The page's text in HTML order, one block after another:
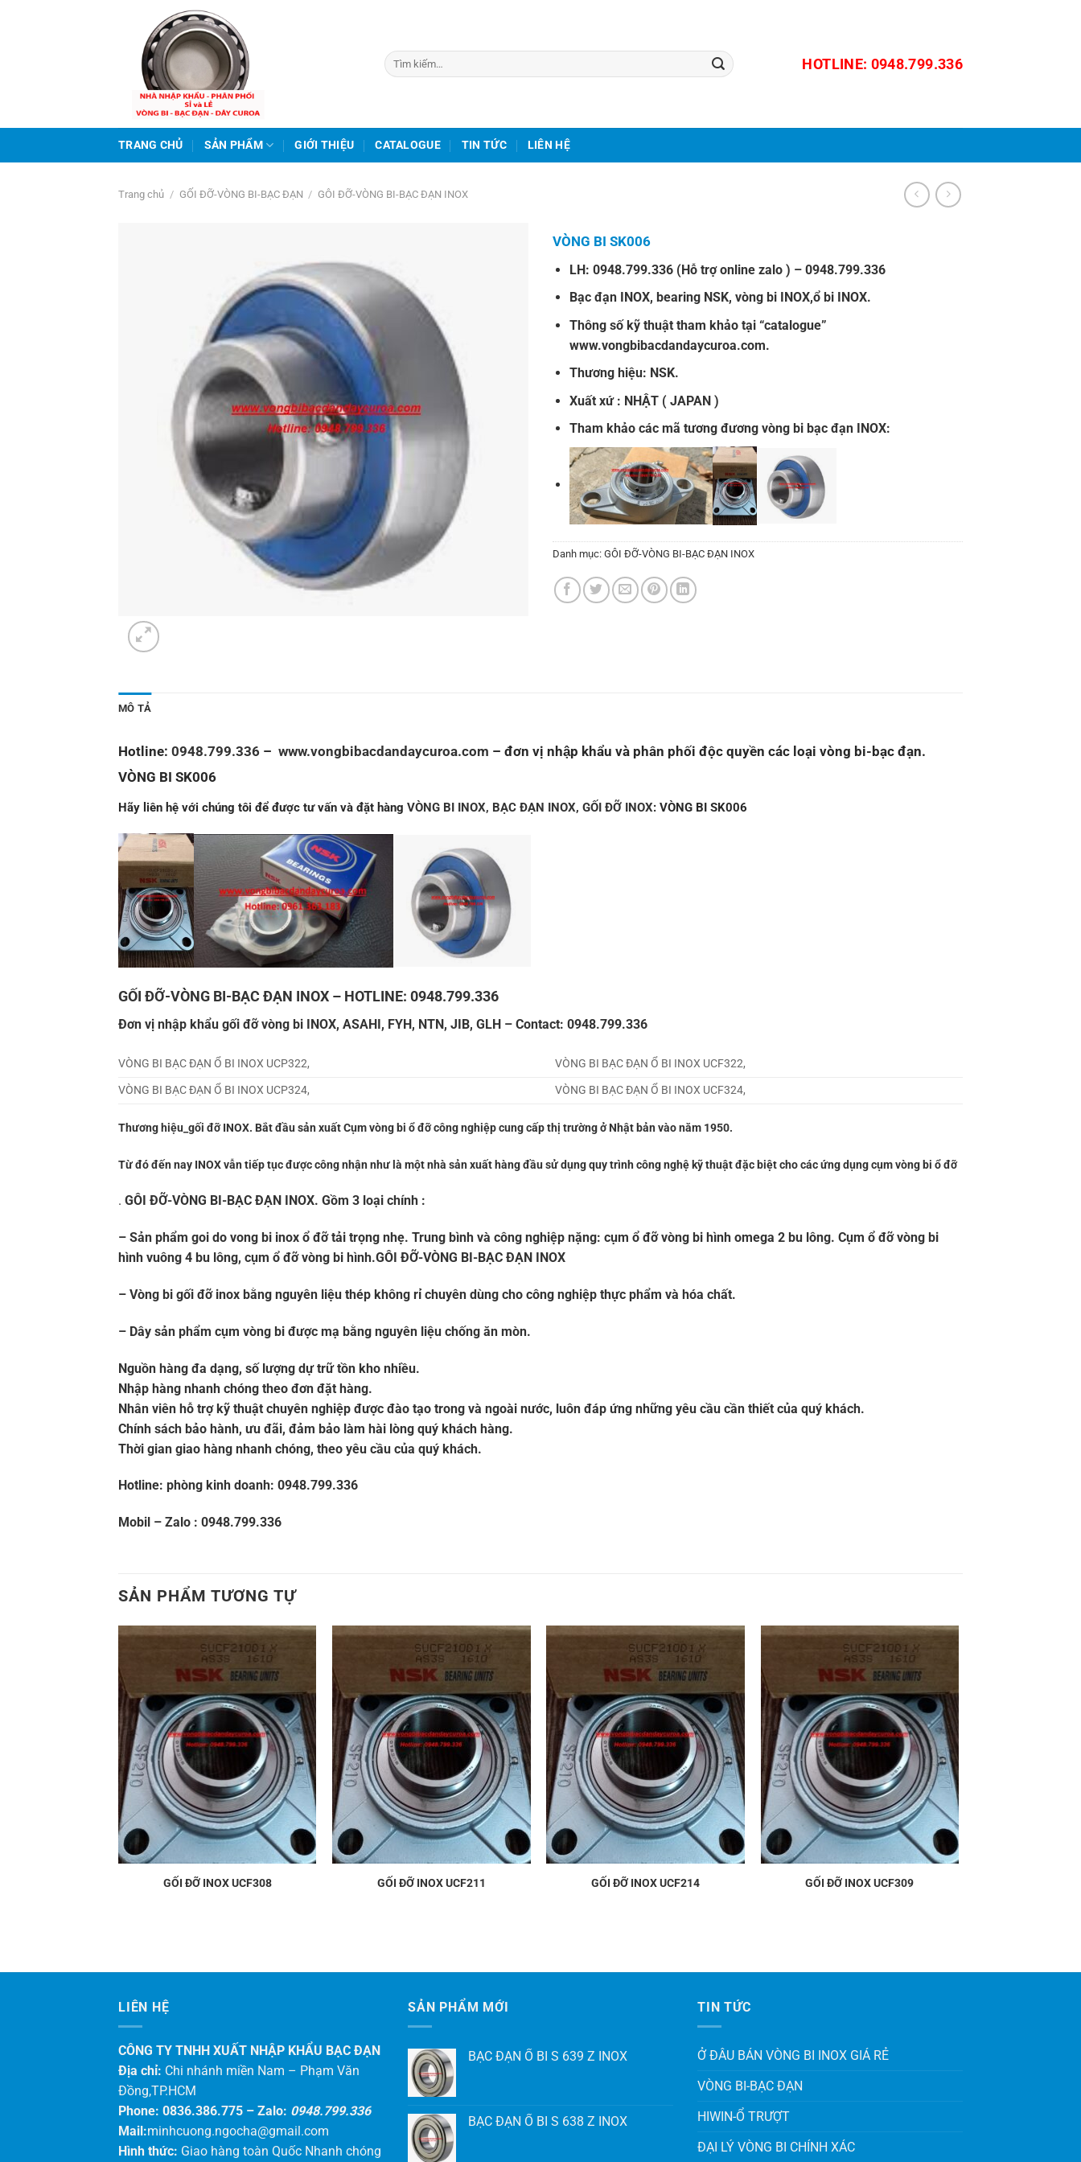
Tìm
kiếm:
HOTLINE: 0948.799.336
TRANG CHỦ SẢN PHẨM GIỚI THIỆU CATALOGUE TIN TỨC LIÊN HỆ
Trang chủ / GỐI ĐỠ-VÒNG BI-BẠC ĐẠN / GÔI ĐỠ-VÒNG BI-BẠC ĐẠN INOX
VÒNG BI SK006
LH: 0948.799.336(Hỗ trợ online zalo ) – 0948.799.336
Bạc đạn INOX, bearing NSK, vòng bi INOX,ổ bi INOX.
Thông số kỹ thuật tham khảo tại “catalogue”
www.vongbibacdandaycuroa.com.
Thương hiệu: NSK.
Xuất xứ : NHẬT ( JAPAN )
Tham khảo các mã tương đương vòng bi bạc đạn INOX:
Danh mục: GÔI ĐỠ-VÒNG BI-BẠC ĐẠN INOX
MÔ TẢ
Hotline: 0948.799.336 – www.vongbibacdandaycuroa.com – đơn vị nhập khẩu và phân phối độc quyền các loại vòng bi-bạc đạn.
VÒNG BI SK006
Hãy liên hệ với chúng tôi để được tư vấn và đặt hàng VÒNG BI INOX, BẠC ĐẠN INOX, GỐI ĐỠ INOX: VÒNG BI SK006
GỐI ĐỠ-VÒNG BI-BẠC ĐẠN INOX – HOTLINE: 0948.799.336
Đơn vị nhập khẩu gối đỡ vòng bi INOX, ASAHI, FYH, NTN, JIB, GLH – Contact: 0948.799.336
VÒNG BI BẠC ĐẠN Ổ BI INOX UCP322,
VÒNG BI BẠC ĐẠN Ổ BI INOX UCF322,
VÒNG BI BẠC ĐẠN Ổ BI INOX UCP324,
VÒNG BI BẠC ĐẠN Ổ BI INOX UCF324,
Thương hiệu_ gối đỡ INOX. Bắt đầu sản xuất Cụm vòng bi ổ đỡ công nghiệp cung cấp thị trường ở Nhật bản vào năm 1950.
Từ đó đến nay INOX vẫn tiếp tục được công nhận như là một nhà sản xuất hàng đầu sử dụng quy trình công nghệ kỹ thuật đặc biệt cho các ứng dụng cụm vòng bi ổ đỡ
. GÔI ĐỠ-VÒNG BI-BẠC ĐẠN INOX. Gồm 3 loại chính :
– Sản phẩm goi do vong bi inox ổ đỡ tải trọng nhẹ. Trung bình và công nghiệp nặng: cụm ổ đỡ vòng bi hình omega 2 bu lông. Cụm ổ đỡ vòng bi
hình vuông 4 bu lông, cụm ổ đỡ vòng bi hình.GÔI ĐỠ-VÒNG BI-BẠC ĐẠN INOX
– Vòng bi gối đỡ inox bằng nguyên liệu thép không rỉ chuyên dùng cho công nghiệp thực phẩm và hóa chất.
– Dây sản phẩm cụm vòng bi được mạ bằng nguyên liệu chống ăn mòn.
Nguồn hàng đa dạng, số lượng dự trữ tồn kho nhiều.
Nhập hàng nhanh chóng theo đơn đặt hàng.
Nhân viên hỗ trợ kỹ thuật chuyên nghiệp được đào tạo trong và ngoài nước, luôn đáp ứng những yêu cầu cần thiết của quý khách.
Chính sách bảo hành, ưu đãi, đảm bảo làm hài lòng quý khách hàng.
Thời gian giao hàng nhanh chóng, theo yêu cầu của quý khách.
Hotline: phòng kinh doanh: 0948.799.336
Mobil – Zalo : 0948.799.336
SẢN PHẨM TƯƠNG TỰ
GỐI ĐỠ INOX UCF308 GỐI ĐỠ INOX UCF211 GỐI ĐỠ INOX UCF214 GỐI ĐỠ INOX UCF309
LIÊN HỆ
CÔNG TY TNHH XUẤT NHẬP KHẨU BẠC ĐẠN
Địa chỉ: Chi nhánh miền Nam – Phạm Văn
Đồng,TP.HCM
Phone: 0836.386.775 – Zalo: 0948.799.336
Mail:minhcuong.ngocha@gmail.com
Hình thức: Giao hàng toàn Quốc Nhanh chóng
SẢN PHẨM MỚI
BẠC ĐẠN Ổ BI S 639 Z INOX
BẠC ĐẠN Ổ BI S 638 Z INOX
TIN TỨC
Ở ĐÂU BÁN VÒNG BI INOX GIÁ RẺ
VÒNG BI-BẠC ĐẠN
HIWIN-Ổ TRƯỢT
ĐẠI LÝ VÒNG BI CHÍNH XÁC